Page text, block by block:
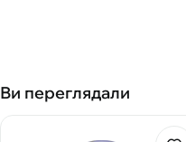
Ви переглядали